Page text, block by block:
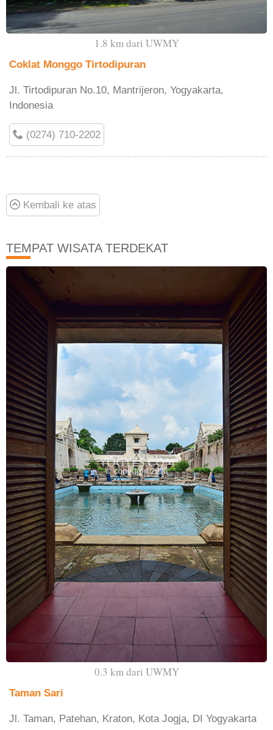
1.8 km dari UWMY
Coklat Monggo Tirtodipuran
Jl. Tirtodipuran No.10, Mantrijeron, Yogyakarta,
Indonesia
(0274) 710-2202
Kembali ke atas
TEMPAT WISATA TERDEKAT
0.3 km dari UWMY
Taman Sari
Jl. Taman, Patehan, Kraton, Kota Jogja, DI Yogyakarta